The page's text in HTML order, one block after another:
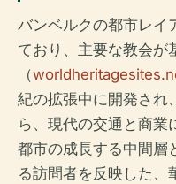
バンベルクの都市レイ
ており、主要な教会が
（
紀の拡張中に開発され
ら、現代の交通と商業
都市の成長する中間層
る訪問者を反映した、